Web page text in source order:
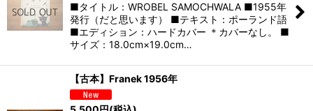
■タイトル：WROBEL SAMOCHWALA ■1955年
発行（だと思います） ■テキスト：ポーランド語
■エディション：ハードカバー ＊カバーなし。 ■
サイズ：18.0cm×19.0cm…
【古本】Franek 1956年